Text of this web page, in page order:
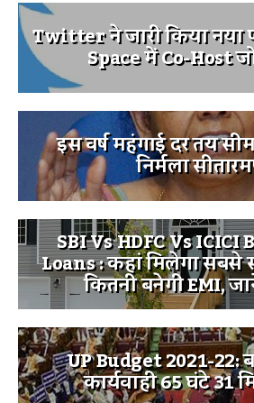
Twitter ने जारी किया
Space में Co-Host
इस वर्ष महंगाई दर तय
निर्मला
SBI Vs HDFC Vs ICICI
Loans : कहां मिलेगा सबसे
कितनी बनेगी EMI,
UP Budget 2021-22:
कार्यवाही 65 घंटे 31